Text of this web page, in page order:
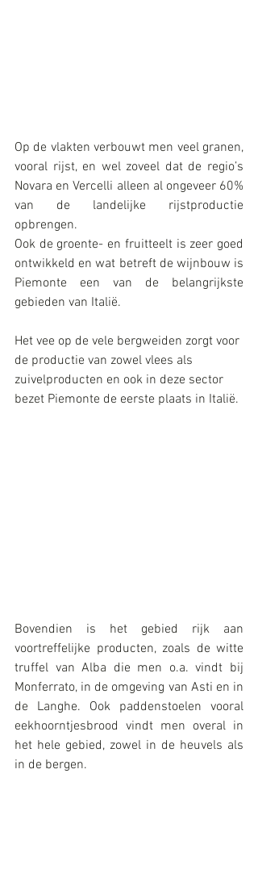
Op de vlakten verbouwt men veel granen,
vooral rijst, en wel zoveel dat de regio’s
Novara en Vercelli alleen al ongeveer 60%
van de landelijke rijstproductie
opbrengen.
Ook de groente- en fruitteelt is zeer goed
ontwikkeld en wat betreft de wijnbouw is
Piemonte een van de belangrijkste
gebieden van Italië.
Het vee op de vele bergweiden zorgt voor
de productie van zowel vlees als
zuivelproducten en ook in deze sector
bezet Piemonte de eerste plaats in Italië.
Bovendien is het gebied rijk aan
voortreffelijke producten, zoals de witte
truffel van Alba die men o.a. vindt bij
Monferrato, in de omgeving van Asti en in
de Langhe. Ook paddenstoelen vooral
eekhoorntjesbrood vindt men overal in
het hele gebied, zowel in de heuvels als
in de bergen.